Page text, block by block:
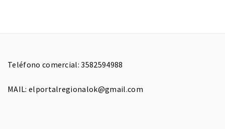
Teléfono comercial: 3582594988
MAIL: elportalregionalok@gmail.com